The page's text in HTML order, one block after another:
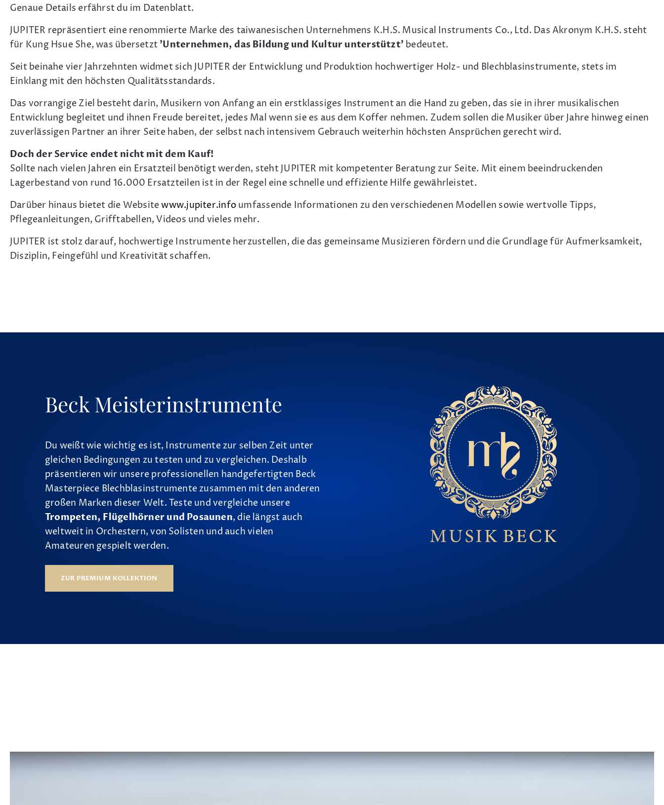
Genaue Details erfährst du im Datenblatt.
JUPITER repräsentiert eine renommierte Marke des taiwanesischen Unternehmens K.H.S. Musical Instruments Co., Ltd. Das Akronym K.H.S. steht
für Kung Hsue She, was übersetzt 'Unternehmen, das Bildung und Kultur unterstützt' bedeutet.
Seit beinahe vier Jahrzehnten widmet sich JUPITER der Entwicklung und Produktion hochwertiger Holz- und Blechblasinstrumente, stets im
Einklang mit den höchsten Qualitätsstandards.
Das vorrangige Ziel besteht darin, Musikern von Anfang an ein erstklassiges Instrument an die Hand zu geben, das sie in ihrer musikalischen
Entwicklung begleitet und ihnen Freude bereitet, jedes Mal wenn sie es aus dem Koffer nehmen. Zudem sollen die Musiker über Jahre hinweg einen
zuverlässigen Partner an ihrer Seite haben, der selbst nach intensivem Gebrauch weiterhin höchsten Ansprüchen gerecht wird.
Doch der Service endet nicht mit dem Kauf!
Sollte nach vielen Jahren ein Ersatzteil benötigt werden, steht JUPITER mit kompetenter Beratung zur Seite. Mit einem beeindruckenden
Lagerbestand von rund 16.000 Ersatzteilen ist in der Regel eine schnelle und effiziente Hilfe gewährleistet.
Darüber hinaus bietet die Websitewww.jupiter.info umfassende Informationen zu den verschiedenen Modellen sowie wertvolle Tipps,
Pflegeanleitungen, Grifftabellen, Videos und vieles mehr.
JUPITER ist stolz darauf, hochwertige Instrumente herzustellen, die das gemeinsame Musizieren fördern und die Grundlage für Aufmerksamkeit,
Disziplin, Feingefühl und Kreativität schaffen.
Beck Meisterinstrumente
Du weißt wie wichtig es ist, Instrumente zur selben Zeit unter
gleichen Bedingungen zu testen und zu vergleichen. Deshalb
präsentieren wir unsere professionellen handgefertigten Beck
Masterpiece Blechblasinstrumente zusammen mit den anderen
großen Marken dieser Welt. Teste und vergleiche unsere
Trompeten, Flügelhörner und Posaunen, die längst auch
weltweit in Orchestern, von Solisten und auch vielen
Amateuren gespielt werden.
ZUR PREMIUM KOLLEKTION